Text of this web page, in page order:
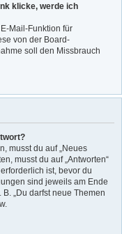
klicke, werde ich
Mail-Funktion für
von der Board-
soll den Missbrauch
musst du auf „Neues
musst du auf „Antworten“
ist, bevor du
sind jeweils am Ende
„Du darfst neue Themen